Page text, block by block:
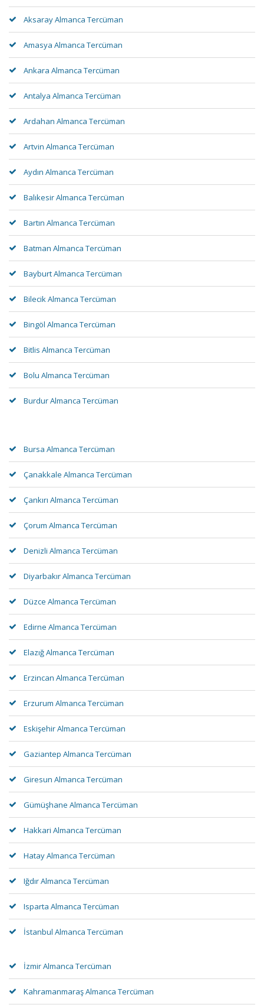
Aksaray Almanca Tercüman
Amasya Almanca Tercüman
Ankara Almanca Tercüman
Antalya Almanca Tercüman
Ardahan Almanca Tercüman
Artvin Almanca Tercüman
Aydın Almanca Tercüman
Balıkesir Almanca Tercüman
Bartın Almanca Tercüman
Batman Almanca Tercüman
Bayburt Almanca Tercüman
Bilecik Almanca Tercüman
Bingöl Almanca Tercüman
Bitlis Almanca Tercüman
Bolu Almanca Tercüman
Burdur Almanca Tercüman
Bursa Almanca Tercüman
Çanakkale Almanca Tercüman
Çankırı Almanca Tercüman
Çorum Almanca Tercüman
Denizli Almanca Tercüman
Diyarbakır Almanca Tercüman
Düzce Almanca Tercüman
Edirne Almanca Tercüman
Elazığ Almanca Tercüman
Erzincan Almanca Tercüman
Erzurum Almanca Tercüman
Eskişehir Almanca Tercüman
Gaziantep Almanca Tercüman
Giresun Almanca Tercüman
Gümüşhane Almanca Tercüman
Hakkari Almanca Tercüman
Hatay Almanca Tercüman
Iğdır Almanca Tercüman
Isparta Almanca Tercüman
İstanbul Almanca Tercüman
İzmir Almanca Tercüman
Kahramanmaraş Almanca Tercüman